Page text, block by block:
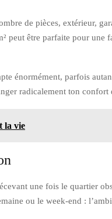
de pièces, extérieur,
peut être parfaite pour
énormément, parfois
radicalement ton
la vie
une fois le quartier
ou le week-end :